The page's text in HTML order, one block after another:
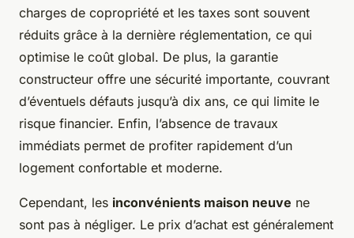
charges de copropriété et les taxes sont souvent
réduits grâce à la dernière réglementation, ce qui
optimise le coût global. De plus, la garantie
constructeur offre une sécurité importante, couvrant
d’éventuels défauts jusqu’à dix ans, ce qui limite le
risque financier. Enfin, l’absence de travaux
immédiats permet de profiter rapidement d’un
logement confortable et moderne.
Cependant, les inconvénients maison neuve ne
sont pas à négliger. Le prix d’achat est généralement